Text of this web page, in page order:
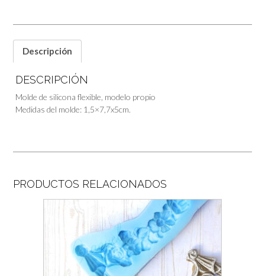
Descripción
DESCRIPCIÓN
Molde de silicona flexible, modelo propio
Medidas del molde: 1,5×7,7x5cm.
PRODUCTOS RELACIONADOS